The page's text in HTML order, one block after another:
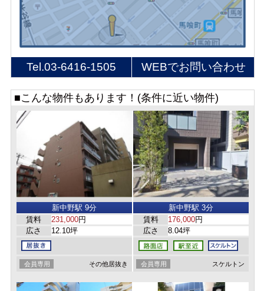
Tel.03-6416-1505 WEBでお問い合わせ
■こんな物件もあります！(条件に近い物件)
新中野駅 9分
賃料
231,000円
広さ
12.10坪
会員専用 その他居抜き
新中野駅 3分
賃料
176,000円
広さ
8.04坪
会員専用 スケルトン